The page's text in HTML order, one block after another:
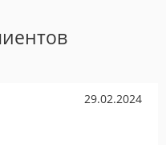
29.02.2024